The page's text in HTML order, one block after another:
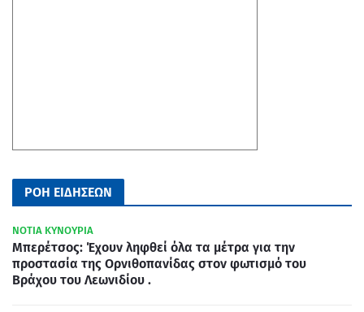
ΡΟΗ ΕΙΔΗΣΕΩΝ
ΝΟΤΙΑ ΚΥΝΟΥΡΙΑ
Μπερέτσος: Έχουν ληφθεί όλα τα μέτρα για την
προστασία της Ορνιθοπανίδας στον φωτισμό του
Βράχου του Λεωνιδίου .